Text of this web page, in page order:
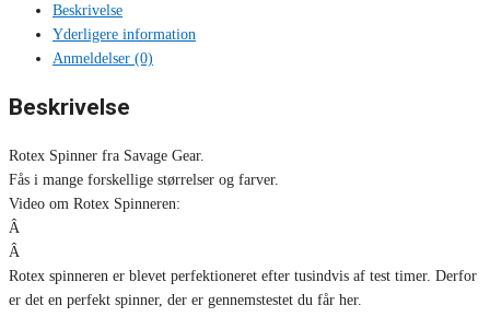
Beskrivelse
Yderligere information
Anmeldelser (0)
Beskrivelse
Rotex Spinner fra Savage Gear.
Fås i mange forskellige størrelser og farver.
Video om Rotex Spinneren:
Â
Â
Rotex spinneren er blevet perfektioneret efter tusindvis af test timer. Derfor
er det en perfekt spinner, der er gennemstestet du får her.